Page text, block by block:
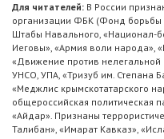
Для читателей: В России
организации ФБК (Фонд борьбы
Штабы Навального, «Национал-
Иеговы», «Армия воли народа»,
«Движение против нелегальной
УНСО, УПА, «Тризуб им. Степана
«Меджлис крымскотатарского
общероссийская политическая
«Айдар». Признаны
Талибан», «Имарат Кавказ»,